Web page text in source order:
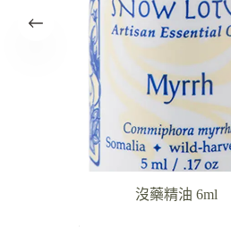
沒藥精油 6ml